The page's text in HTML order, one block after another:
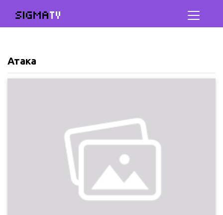
SIGMATV
Атака